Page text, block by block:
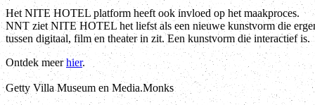
Het NITE HOTEL platform heeft ook invloed op het maakproces.
NNT ziet NITE HOTEL het liefst als een nieuwe kunstvorm die
tussen digitaal, film en theater in zit. Een kunstvorm die interactief is.
Ontdek meerhier.
Getty Villa Museum en Media.Monks